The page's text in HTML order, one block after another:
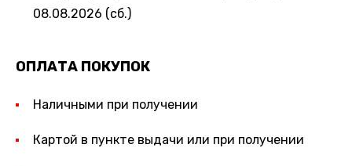
08.08.2026 (сб.)
ОПЛАТА ПОКУПОК
Наличными при получении
Картой в пункте выдачи или при получении